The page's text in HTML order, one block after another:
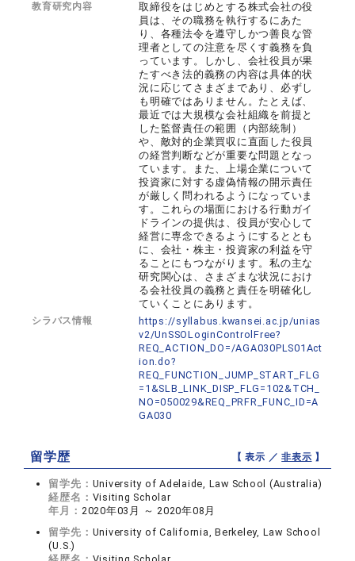
教育研究内容
取締役をはじめとする株式会社の役
員は、その職務を執行するにあた
り、各種法令を遵守しかつ善良な管
理者としての注意を尽くす義務を負
っています。しかし、会社役員が果
たすべき法的義務の内容は具体的状
況に応じてさまざまであり、必ずし
も明確ではありません。たとえば、
最近では大規模な会社組織を前提と
した監督責任の範囲（内部統制）
や、敵対的企業買収に直面した役員
の経営判断などが重要な問題となっ
ています。また、上場企業について
投資家に対する虚偽情報の開示責任
が厳しく問われるようになっていま
す。これらの場面における行動ガイ
ドラインの提供は、役員が安心して
経営に専念できるようにするととも
に、会社・株主・投資家の利益を守
ることにもつながります。私の主な
研究関心は、さまざまな状況におけ
る会社役員の義務と責任を明確化し
ていくことにあります。
シラバス情報
https://syllabus.kwansei.ac.jp/unias
v2/UnSSOLoginControlFree?
REQ_ACTION_DO=/AGA030PLS01Act
ion.do?
REQ_FUNCTION_JUMP_START_FLG
=1&SLB_LINK_DISP_FLG=102&TCH_
NO=050029&REQ_PRFR_FUNC_ID=A
GA030
留学歴 【 表示 ／非表示 】
留学先： University of Adelaide, Law School (Australia)
経歴名： Visiting Scholar
年月： 2020年03月 ～ 2020年08月
留学先： University of California, Berkeley, Law School
(U.S.)